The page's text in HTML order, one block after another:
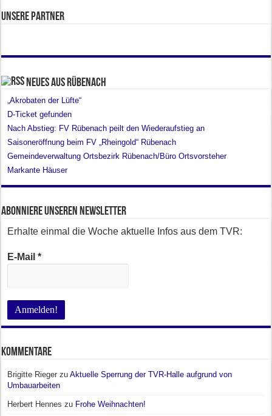
Unsere Partner
Neues aus Rübenach
„Akrobaten der Lüfte“
D-Ticket gefunden
Nach Abstieg: FV Rübenach peilt den Wiederaufstieg an
Saisoneröffnung beim FV „Rheingold“ Rübenach
Gemeindeverwaltung Ortsbezirk Rübenach/Büro Ortsvorsteher
Markante Häuser
Abonniere unseren Newsletter
Erhalte einmal die Woche aktuelle Infos aus dem TVR:
E-Mail*
Kommentare
Brigitte Rieger zuAktuelle Sperrung der TVR-Halle aufgrund von
Umbauarbeiten
Herbert Hennes zu Frohe Weihnachten!